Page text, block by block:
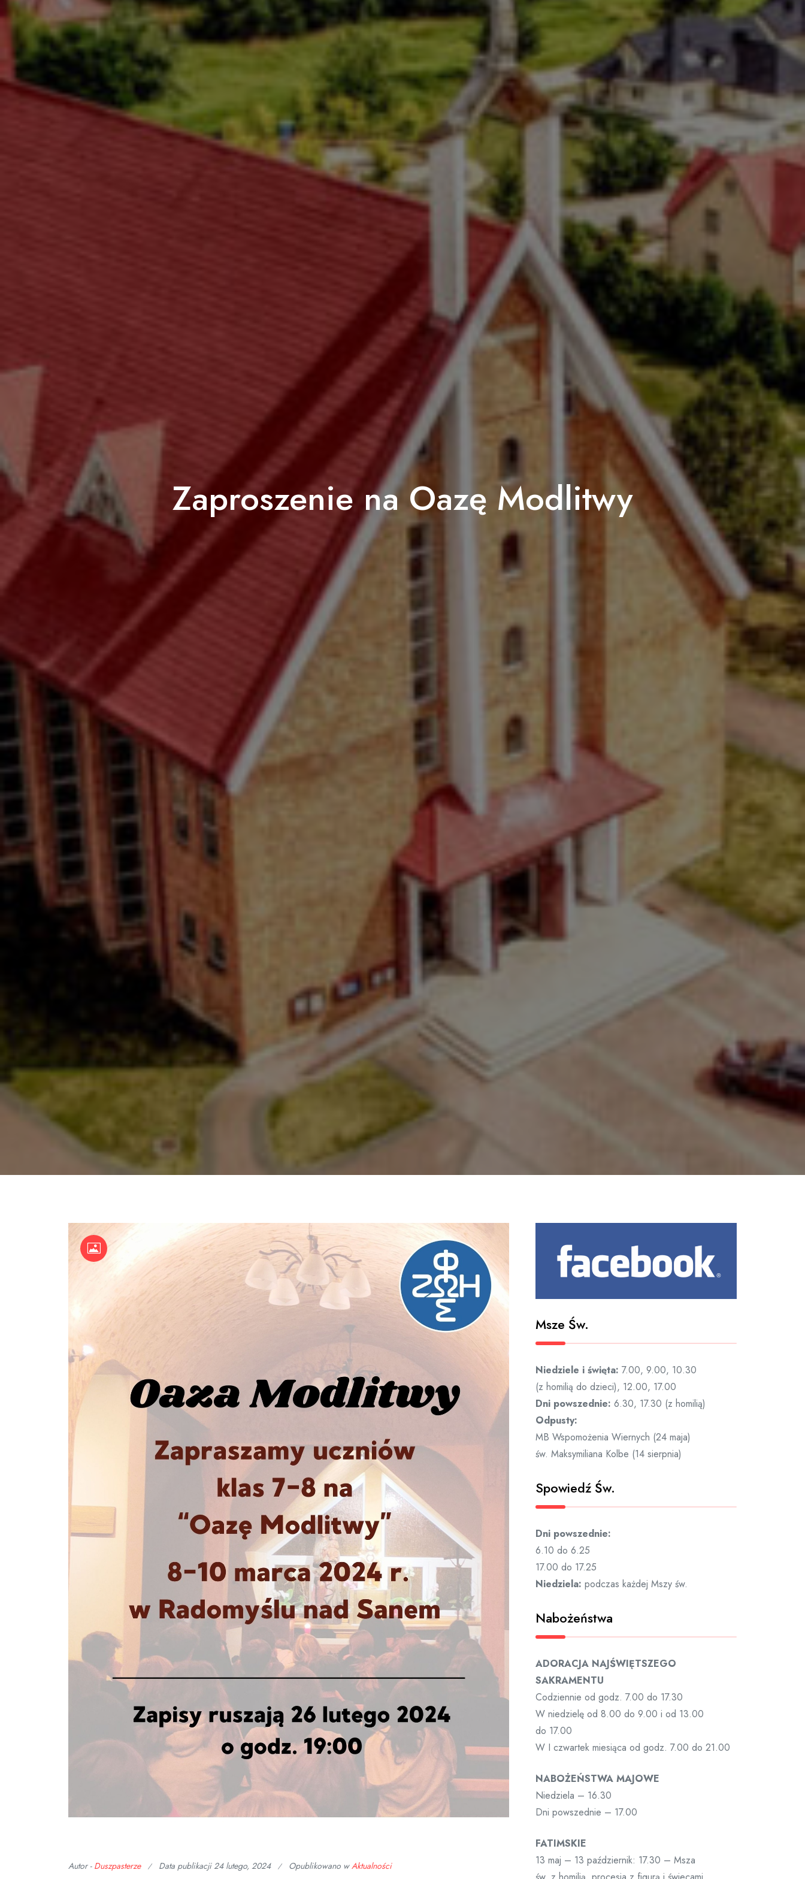
Zaproszenie na Oazę Modlitwy
Autor - Duszpasterze Data publikacji24 lutego, 2024 Opublikowano wAktualności
Msze Św.
Niedziele i święta: 7.00, 9.00, 10.30
(z homilią do dzieci), 12.00, 17.00
Dni powszednie: 6.30, 17.30 (z homilią)
Odpusty:
MB Wspomożenia Wiernych (24 maja)
św. Maksymiliana Kolbe (14 sierpnia)
Spowiedź Św.
Dni powszednie:
6.10 do 6.25
17.00 do 17.25
Niedziela: podczas każdej Mszy św.
Nabożeństwa
ADORACJA NAJŚWIĘTSZEGO
SAKRAMENTU
Codziennie od godz. 7.00 do 17.30
W niedzielę od 8.00 do 9.00 i od 13.00
do 17.00
W I czwartek miesiąca od godz. 7.00 do 21.00
NABOŻEŃSTWA MAJOWE
Niedziela – 16.30
Dni powszednie – 17.00
FATIMSKIE
13 maj – 13 październik: 17.30 – Msza